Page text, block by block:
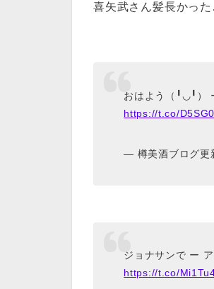
喜矢武さん髪長かった
おはよう（╹◡╹）
https://t.co/
— 樽美酒ブログ更
ジョナサンで ー
https://t.co/